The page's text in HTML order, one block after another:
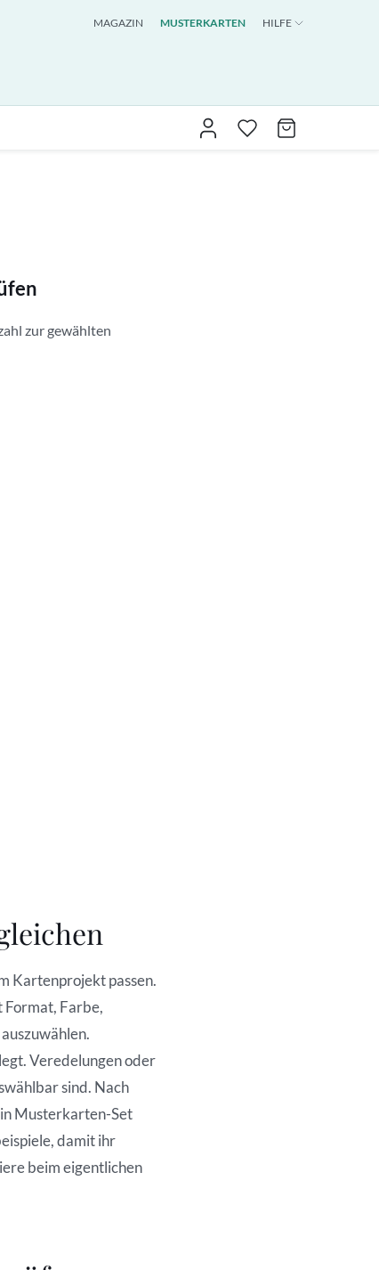
MAGAZIN MUSTERKARTEN HILFE
zur gewählten
Kartenprojekt passen.
Format, Farbe,
Veredelungen oder
sind. Nach
Musterkarten-Set
damit ihr
beim eigentlichen